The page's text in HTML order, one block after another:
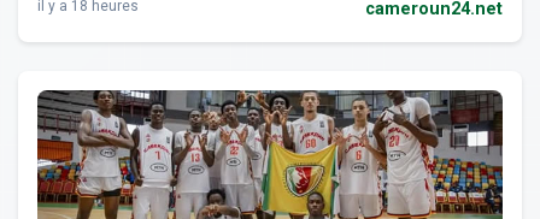
il y a 18 heures cameroun24.net